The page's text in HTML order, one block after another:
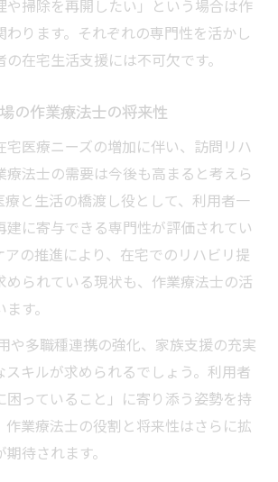
や掃除を再開したい」という場合は作
わります。それぞれの専門性を活かし
在宅生活支援には不可欠です。
の作業療法士の将来性
宅医療ニーズの増加に伴い、訪問リハ
療法士の需要は今後も高まると考えら
療と生活の橋渡し役として、利用者一
建に寄与できる専門性が評価されてい
アの推進により、在宅でのリハビリ提
められている現状も、作業療法士の活
す。
や多職種連携の強化、家族支援の充実
スキルが求められるでしょう。利用者
困っていること」に寄り添う姿勢を持
作業療法士の役割と将来性はさらに拡
待されます。